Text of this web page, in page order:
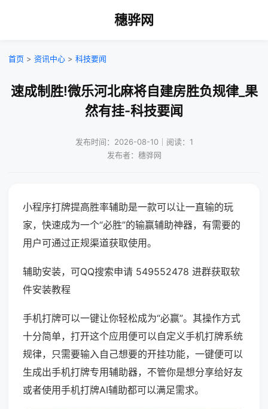
穗骅网
首页 > 资讯中心 > 科技要闻
速成制胜!微乐河北麻将自建房胜负规律_果
然有挂-科技要闻
发布时间：2026-08-10｜阅读：1
发布者：穗骅网
小程序打牌提高胜率辅助是一款可以让一直输的玩
家，快速成为一个“必胜”的输赢辅助神器，有需要的
用户可通过正规渠道获取使用。
辅助安装，可QQ搜索申请 549552478 进群获取软
件安装教程
手机打牌可以一键让你轻松成为“必赢”。其操作方式
十分简单，打开这个应用便可以自定义手机打牌系统
规律，只需要输入自己想要的开挂功能，一键便可以
生成出手机打牌专用辅助器，不管你是想分享给好友
或者使用手机打牌AI辅助都可以满足需求。